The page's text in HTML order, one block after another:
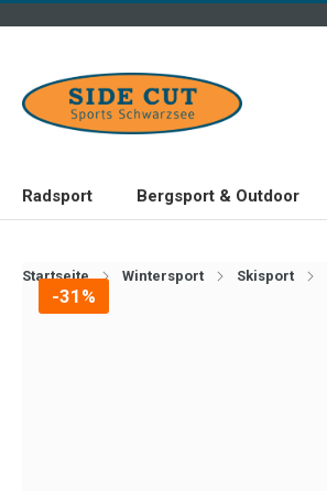
Radsport Bergsport & Outdoor
Startseite Wintersport Skisport
-31%